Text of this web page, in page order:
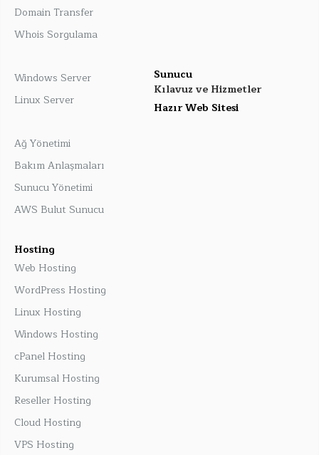
Domain Transfer
Whois Sorgulama
Sunucu
Windows Server
Linux Server
Kılavuz ve Hizmetler
Ağ Yönetimi
Bakım Anlaşmaları
Sunucu Yönetimi
AWS Bulut Sunucu
Hazır Web Sitesi
Hosting
Web Hosting
WordPress Hosting
Linux Hosting
Windows Hosting
cPanel Hosting
Kurumsal Hosting
Reseller Hosting
Cloud Hosting
VPS Hosting